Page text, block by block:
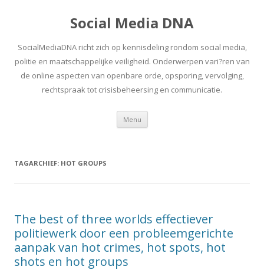
Social Media DNA
SocialMediaDNA richt zich op kennisdeling rondom social media,
politie en maatschappelijke veiligheid. Onderwerpen vari?ren van
de online aspecten van openbare orde, opsporing, vervolging,
rechtspraak tot crisisbeheersing en communicatie.
Menu Spring
inhoud
TAGARCHIEF: HOT GROUPS
The best of three worlds effectiever
politiewerk door een probleemgerichte
aanpak van hot crimes, hot spots, hot
shots en hot groups